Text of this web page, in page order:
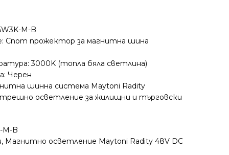
M-B
Спот прожектор за магнитна шина
3000K (топла бяла светлина)
Черен
шинна система Maytoni Radity
осветление за жилищни и търговски
M-B
, Магнитно осветление Maytoni Radity 48V DC